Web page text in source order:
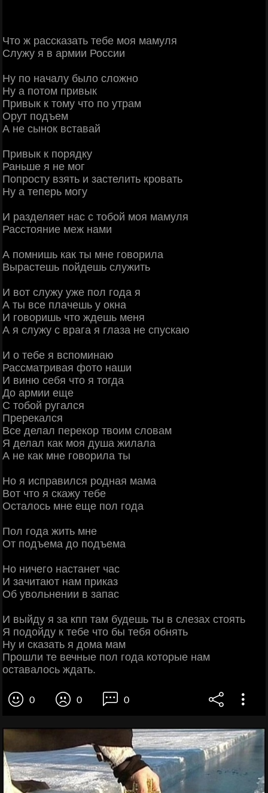
Что ж рассказать тебе моя мамуля
Служу я в армии России
Ну по началу было сложно
Ну а потом привык
Привык к тому что по утрам
Орут подъем
А не сынок вставай
Привык к порядку
Раньше я не мог
Попросту взять и застелить кровать
Ну а теперь могу
И разделяет нас с тобой моя мамуля
Расстояние меж нами
А помнишь как ты мне говорила
Вырастешь пойдешь служить
И вот служу уже пол года я
А ты все плачешь у окна
И говоришь что ждешь меня
А я служу с врага я глаза не спускаю
И о тебе я вспоминаю
Рассматривая фото наши
И виню себя что я тогда
До армии еще
С тобой ругался
Пререкался
Все делал перекор твоим словам
Я делал как моя душа жилала
А не как мне говорила ты
Но я исправился родная мама
Вот что я скажу тебе
Осталось мне еще пол года
Пол года жить мне
От подъема до подъема
Но ничего настанет час
И зачитают нам приказ
Об увольнении в запас
И выйду я за кпп там будешь ты в слезах стоять
Я подойду к тебе что бы тебя обнять
Ну и сказать я дома мам
Прошли те вечные пол года которые нам
оставалось ждать.
0 0 0